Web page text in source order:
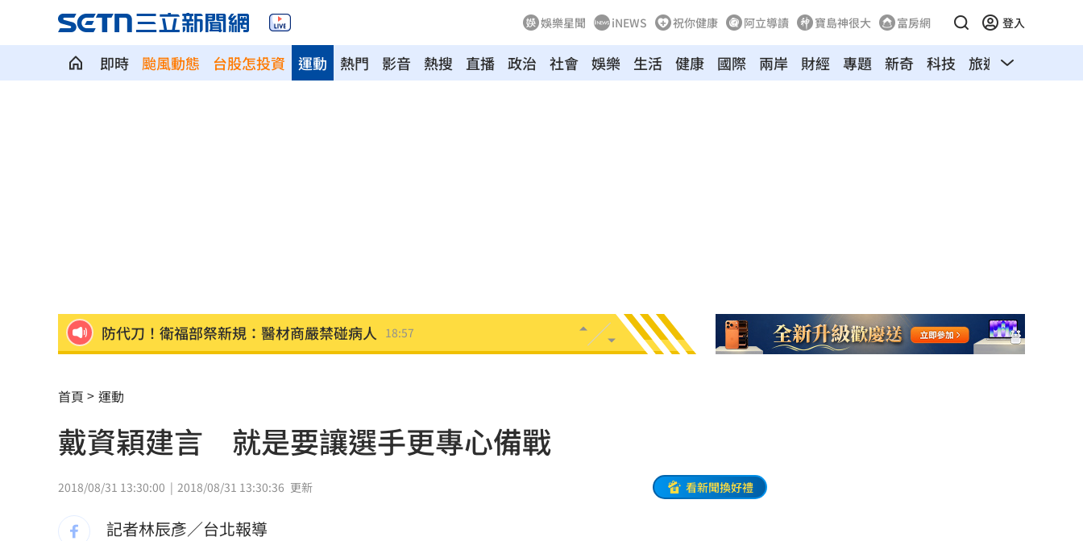
娛樂星聞 iNEWS 祝你健康 阿立導讀 寶島神很大 富房網 登入
即時 颱風動態 台股怎投資 熱門 影音 熱搜 直播 政治 社會 娛樂 生活 健康 國際 兩岸
運動 財經 專題 新奇 科技 旅遊 汽車
防代刀！衛福部祭新規：醫材商嚴禁碰病人 18:57
姜厚任女友稱學歷「3碩1博」 台大發聲了
官方認熊本地震為激甚災害 擴大國家補助 18:49
工會風波擴大 許常德再嗆曹雨婷轉移焦點
川普未明確指定接班人 傳力挺范斯拚2028
首頁 運動
戴資穎建言 就是要讓選手更專心備戰
2018/08/31 13:30:00 2018/08/31 13:30:36 更新 看新聞換好禮
記者林辰彥／台北報導